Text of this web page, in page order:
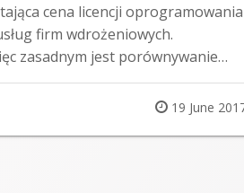
cena licencji oprogramowania
firm wdrożeniowych.
zasadnym jest porównywanie…
Posted
on
19 June